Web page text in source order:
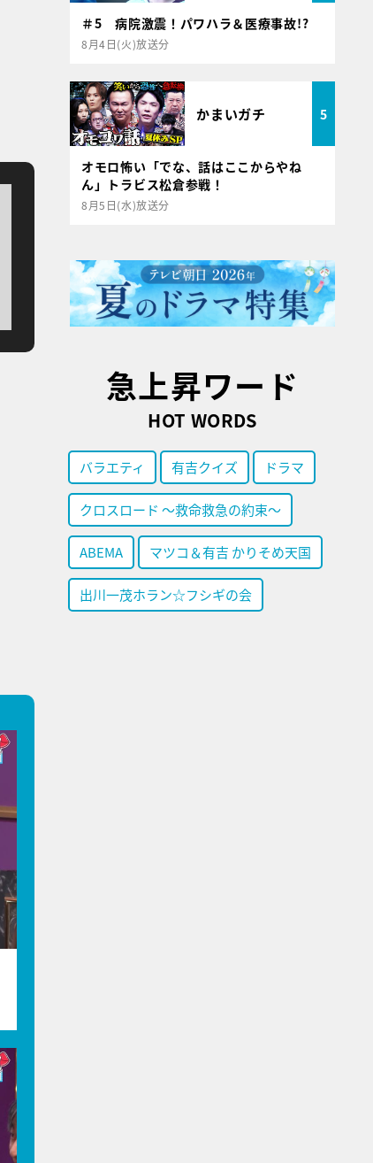
＃5 病院激震！パワハラ＆医療事故!?
8月4日(火)放送分
かまいガチ 5
オモロ怖い「でな、話はここからやね
ん」トラビス松倉参戦！
8月5日(水)放送分
急上昇ワード
HOT WORDS
バラエティ 有吉クイズ ドラマ
クロスロード ～救命救急の約束～
ABEMA マツコ＆有吉 かりそめ天国
出川一茂ホラン☆フシギの会